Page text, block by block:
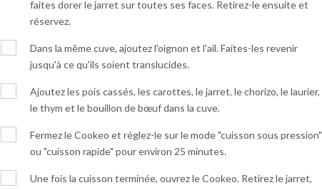
faites dorer le jarret sur toutes ses faces. Retirez-le ensuite et
réservez.
Dans la même cuve, ajoutez l'oignon et l'ail. Faites-les revenir
jusqu'à ce qu'ils soient translucides.
Ajoutez les pois cassés, les carottes, le jarret, le chorizo, le laurier,
le thym et le bouillon de bœuf dans la cuve.
Fermez le Cookeo et réglez-le sur le mode "cuisson sous pression"
ou "cuisson rapide" pour environ 25 minutes.
Une fois la cuisson terminée, ouvrez le Cookeo. Retirez le jarret,